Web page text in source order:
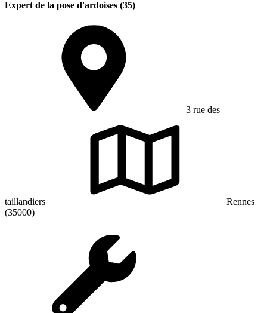
Expert de la pose d'ardoises (35)
3 rue des
taillandiers
Rennes
(35000)